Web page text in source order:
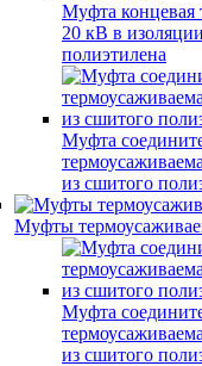
Муфта концевая
20 кВ в
полиэтилена
Муфта
из сшитого
Муфты
Муфта
из сшитого